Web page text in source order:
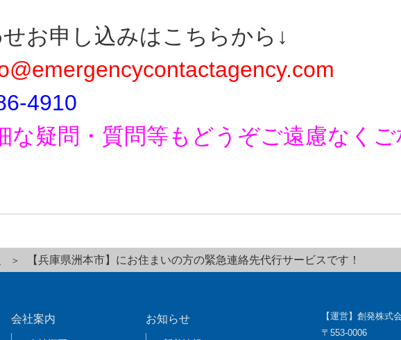
お申し込みはこちらから↓
4910
疑問・質問等もどうぞご遠慮なく
【兵庫県洲本市】にお住まいの方の緊急連絡先代行サービスです！
会社案内 お知らせ
【運営】創発株式
〒553-0006